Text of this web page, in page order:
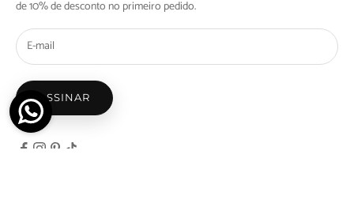
de 10% de desconto no primeiro pedido.
ASSINAR